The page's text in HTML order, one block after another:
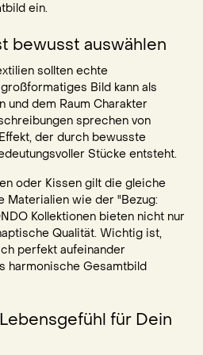
ein.
bewusst auswählen
sollten echte
Bild kann als
und dem Raum Charakter
sprechen von
der durch bewusste
Stücke entsteht.
oder Kissen gilt die gleiche
Materialien wie der "Bezug:
Kollektionen bieten nicht nur
Qualität. Wichtig ist,
perfekt aufeinander
harmonische Gesamtbild
für Dein